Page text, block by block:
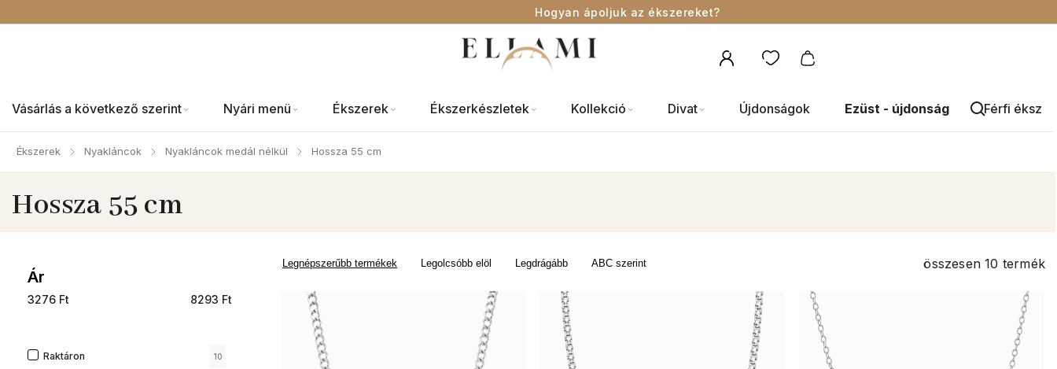
Hogyan ápoljuk az ékszereket?
Vásárlás a következő szerint Nyári menü Ékszerek Ékszerkészletek Kollekció Divat Újdonságok Ezüst - újdonság Férfi
Ékszerek / Nyakláncok / Nyakláncok medál nélkül / Hossza 55 cm
Hossza 55 cm
Ár
3276 Ft 8293 Ft
Raktáron 10
Legnépszerűbb termékek Legolcsóbb elöl Legdrágább ABC szerint összesen10 termék